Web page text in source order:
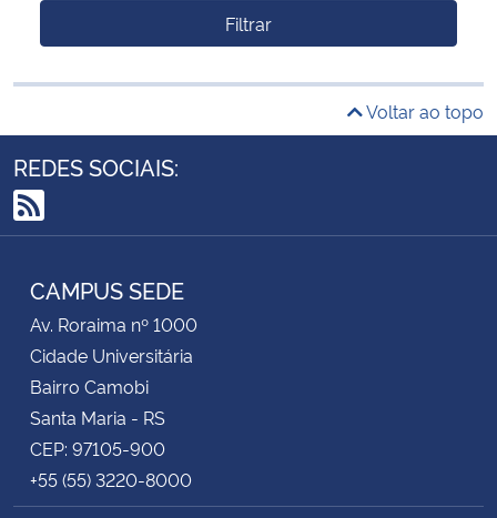
Filtrar
Voltar ao topo
REDES SOCIAIS:
RSS
CAMPUS SEDE
Av. Roraima nº 1000
Cidade Universitária
Bairro Camobi
Santa Maria - RS
CEP: 97105-900
+55 (55) 3220-8000